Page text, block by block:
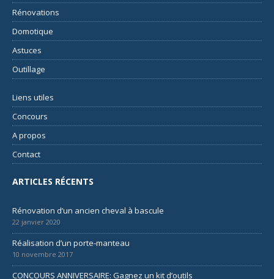
Rénovations
Domotique
Astuces
Outillage
Liens utiles
Concours
A propos
Contact
ARTICLES RÉCENTS
Rénovation d’un ancien cheval à bascule
22 janvier 2020
Réalisation d’un porte-manteau
10 novembre 2017
CONCOURS ANNIVERSAIRE: Gagnez un kit d’outils